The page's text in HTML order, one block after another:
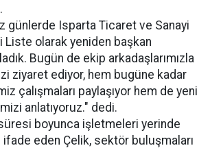
günlerde Isparta Ticaret ve Sanayi
Liste olarak yeniden başkan
Bugün de ekip arkadaşlarımızla
ziyaret ediyor, hem bugüne kadar
çalışmaları paylaşıyor hem de yeni
anlatıyoruz." dedi.
süresi boyunca işletmeleri yerinde
eden Çelik, sektör buluşmaları